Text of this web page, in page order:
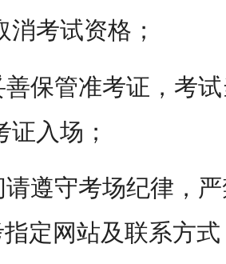
消考试资格；
善保管准考证，考
入场；
请遵守考场纪律，
指定网站及联系方